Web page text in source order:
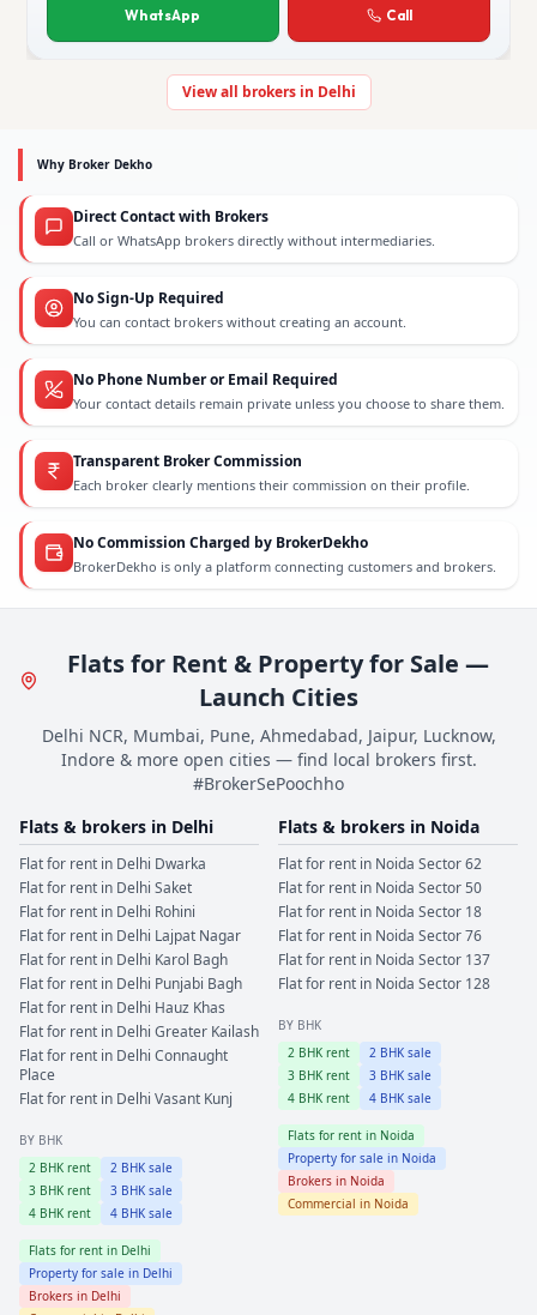
WhatsApp Call
View all brokers in Delhi
Why Broker Dekho
Direct Contact with Brokers
Call or WhatsApp brokers directly without intermediaries.
No Sign-Up Required
You can contact brokers without creating an account.
No Phone Number or Email Required
Your contact details remain private unless you choose to share them.
Transparent Broker Commission
Each broker clearly mentions their commission on their profile.
No Commission Charged by BrokerDekho
BrokerDekho is only a platform connecting customers and brokers.
Flats for Rent & Property for Sale —
Launch Cities
Delhi NCR, Mumbai, Pune, Ahmedabad, Jaipur, Lucknow,
Indore & more open cities — find local brokers first.
#BrokerSePoochho
Flats & brokers in Delhi
Flat for rent in Delhi Dwarka
Flat for rent in Delhi Saket
Flat for rent in Delhi Rohini
Flat for rent in Delhi Lajpat Nagar
Flat for rent in Delhi Karol Bagh
Flat for rent in Delhi Punjabi Bagh
Flat for rent in Delhi Hauz Khas
Flat for rent in Delhi Greater Kailash
Flat for rent in Delhi Connaught
Place
Flat for rent in Delhi Vasant Kunj
BY BHK
2 BHK rent 2 BHK sale
3 BHK rent 3 BHK sale
4 BHK rent 4 BHK sale
Flats for rent in Delhi
Property for sale in Delhi
Brokers in Delhi
Flats & brokers in Noida
Flat for rent in Noida Sector 62
Flat for rent in Noida Sector 50
Flat for rent in Noida Sector 18
Flat for rent in Noida Sector 76
Flat for rent in Noida Sector 137
Flat for rent in Noida Sector 128
BY BHK
2 BHK rent 2 BHK sale
3 BHK rent 3 BHK sale
4 BHK rent 4 BHK sale
Flats for rent in Noida
Property for sale in Noida
Brokers in Noida
Commercial in Noida